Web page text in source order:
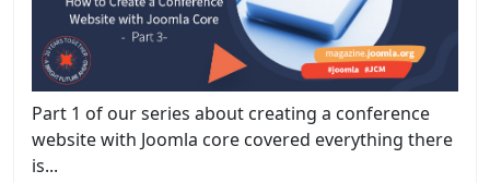
Part 1 of our series about creating a conference
website with Joomla core covered everything there
is...